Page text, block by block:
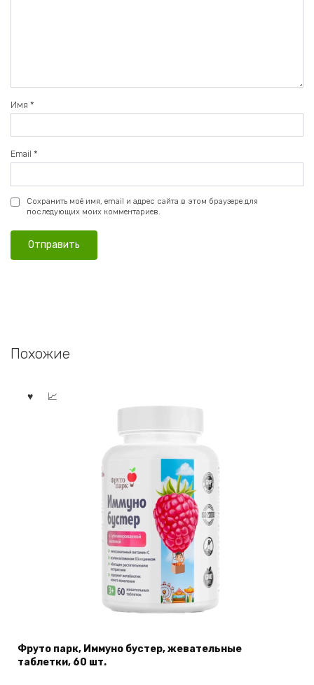
Имя *
Email *
Сохранить моё имя, email и адрес сайта в этом браузере для
последующих моих комментариев.
Похожие
Фруто парк, Иммуно бустер, жевательные
таблетки, 60 шт.